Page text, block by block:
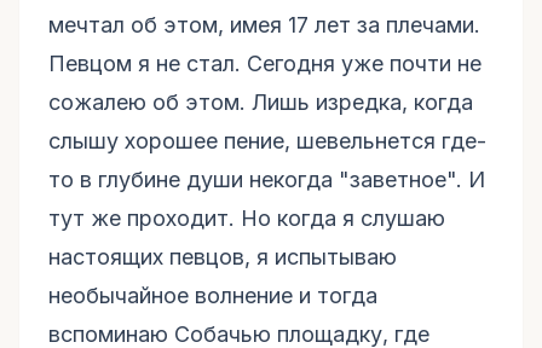
мечтал об этом, имея 17 лет за плечами.
Певцом я не стал. Сегодня уже почти не
сожалею об этом. Лишь изредка, когда
слышу хорошее пение, шевельнется где-
то в глубине души некогда "заветное". И
тут же проходит. Но когда я слушаю
настоящих певцов, я испытываю
необычайное волнение и тогда
вспоминаю Собачью площадку, где